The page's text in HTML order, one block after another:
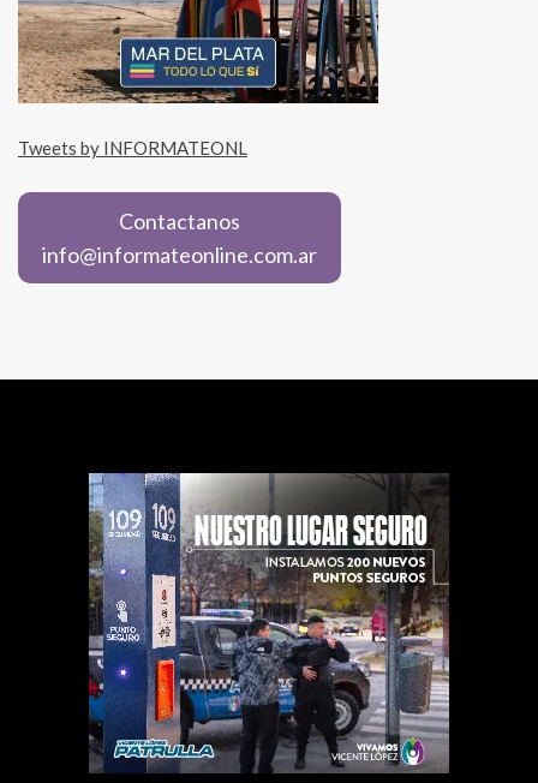
Tweets by INFORMATEONL
Contactanos
info@informateonline.com.ar